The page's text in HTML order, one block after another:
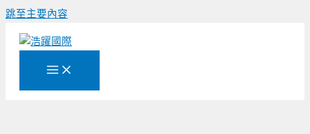
跳至主要內容